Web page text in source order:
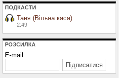
ПОДКАСТИ
Таня (Вільна каса)
2:49
РОЗСИЛКА
E-mail